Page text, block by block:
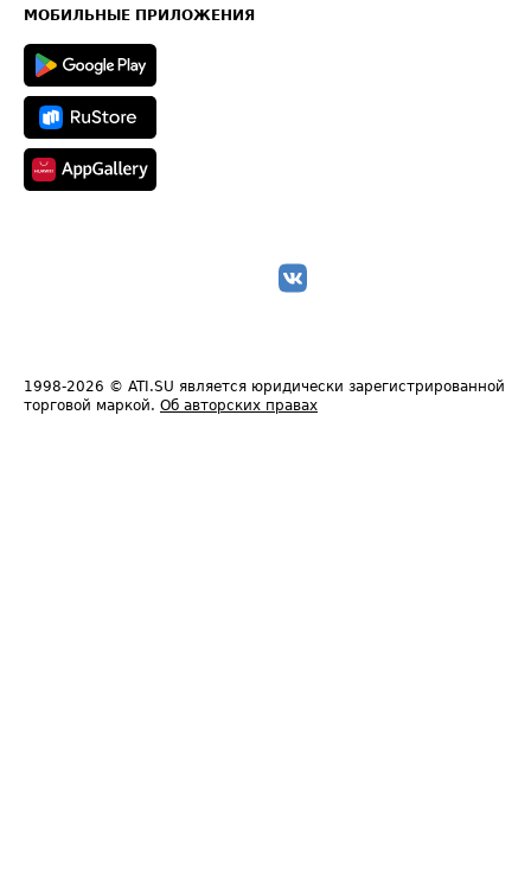
Техническая информация
МОБИЛЬНЫЕ ПРИЛОЖЕНИЯ
1998-2026 © ATI.SU является юридически зарегистрированной
торговой маркой. Об авторских правах